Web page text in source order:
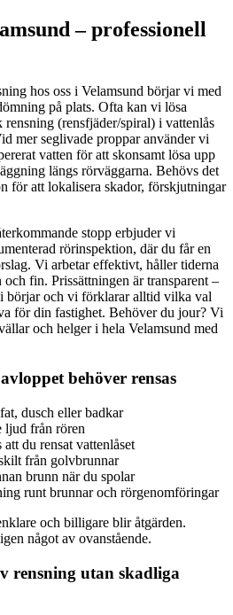
– professionell
hos oss i Velamsund börjar vi med
på plats. Ofta kan vi lösa
(rensfjäder/spiral) i vattenlås
mer seglivade proppar använder vi
vatten för att skonsamt lösa upp
längs rörväggarna. Behövs det
för att lokalisera skador, förskjutningar
stopp erbjuder vi
rörinspektion, där du får en
Vi arbetar effektivt, håller tiderna
och fin. Prissättningen är transparent –
börjar och vi förklarar alltid vilka val
för din fastighet. Behöver du jour? Vi
och helger i hela Velamsund med
behöver rensas
dusch eller badkar
ljud från rören
du rensat vattenlåset
från golvbrunnar
brunn när du spolar
runt brunnar och rörgenomföringar
och billigare blir åtgärden.
något av ovanstående.
rensning utan skadliga